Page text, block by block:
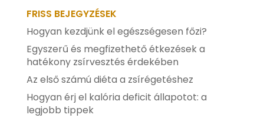
FRISS BEJEGYZÉSEK
Hogyan kezdjünk el egészségesen főzi?
Egyszerű és megfizethető étkezések a
hatékony zsírvesztés érdekében
Az első számú diéta a zsírégetéshez
Hogyan érj el kalória deficit állapotot: a
legjobb tippek